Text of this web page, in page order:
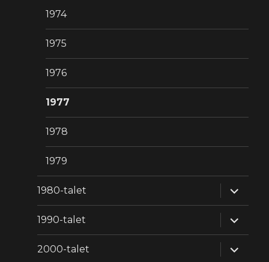
1974
1975
1976
1977
1978
1979
1980-talet
1990-talet
2000-talet